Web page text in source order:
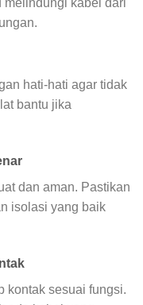
hati-hati agar tidak
bantu jika
dan aman. Pastikan
isolasi yang baik
kontak sesuai fungsi.